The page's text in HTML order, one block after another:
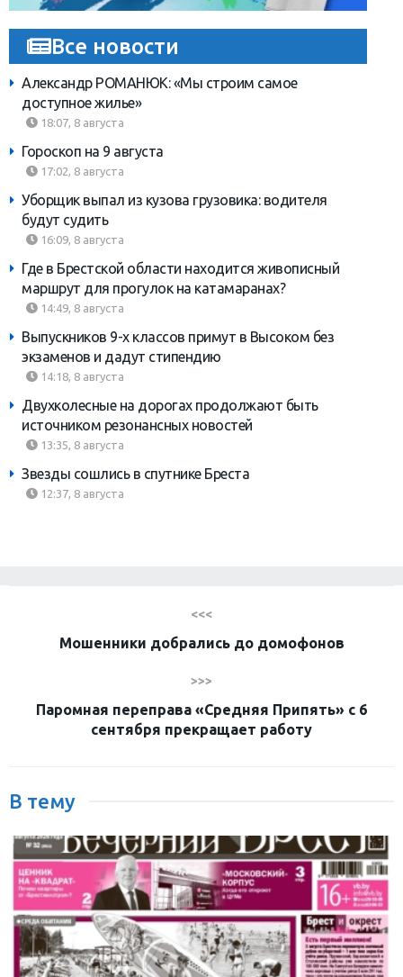
Все новости
Александр РОМАНЮК: «Мы строим самое
доступное жилье»
18:07, 8 августа
Гороскоп на 9 августа
17:02, 8 августа
Уборщик выпал из кузова грузовика: водителя
будут судить
16:09, 8 августа
Где в Брестской области находится живописный
маршрут для прогулок на катамаранах?
14:49, 8 августа
Выпускников 9-х классов примут в Высоком без
экзаменов и дадут стипендию
14:18, 8 августа
Двухколесные на дорогах продолжают быть
источником резонансных новостей
13:35, 8 августа
Звезды сошлись в спутнике Бреста
12:37, 8 августа
<<<
Мошенники добрались до домофонов
>>>
Паромная переправа «Средняя Припять» с 6
сентября прекращает работу
В тему